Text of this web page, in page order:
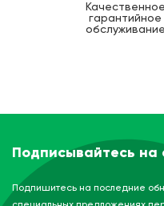
Качественное
гарантийное
обслуживание
Подписывайтесь на
Подпишитесь на последние